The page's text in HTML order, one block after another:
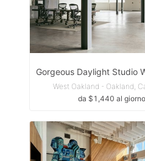
West Oakland - Oakland,
da $1,440 al giorno